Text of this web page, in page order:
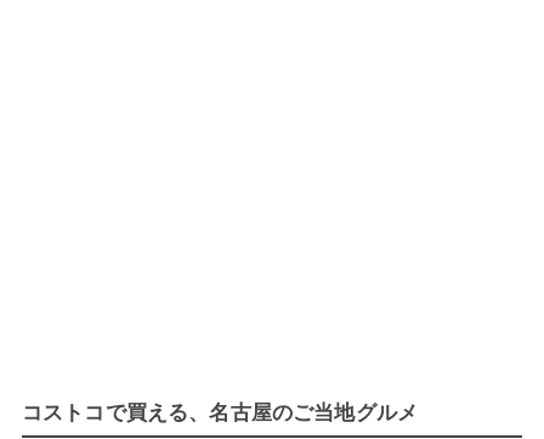
コストコで買える、名古屋のご当地グルメ